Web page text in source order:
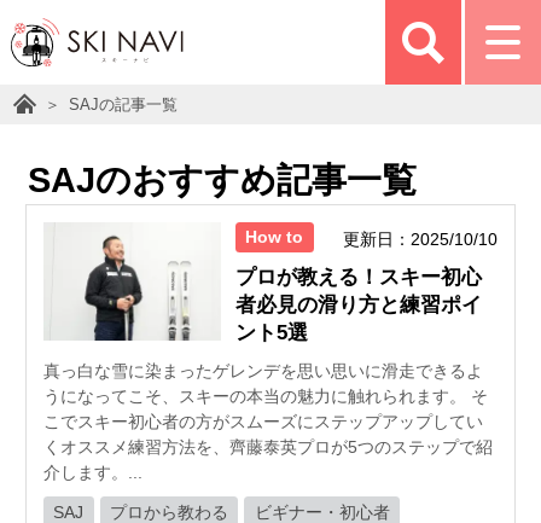
SAJの記事一覧
SAJのおすすめ記事一覧
How to 更新日：2025/10/10
プロが教える！スキー初心
者必見の滑り方と練習ポイ
ント5選
真っ白な雪に染まったゲレンデを思い思いに滑走できるよ
うになってこそ、スキーの本当の魅力に触れられます。 そ
こでスキー初心者の方がスムーズにステップアップしてい
くオススメ練習方法を、齊藤泰英プロが5つのステップで紹
介します。...
SAJ プロから教わる
ビギナー・初心者